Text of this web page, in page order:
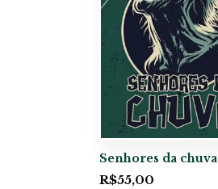
Senhores da chuva
R$55,00